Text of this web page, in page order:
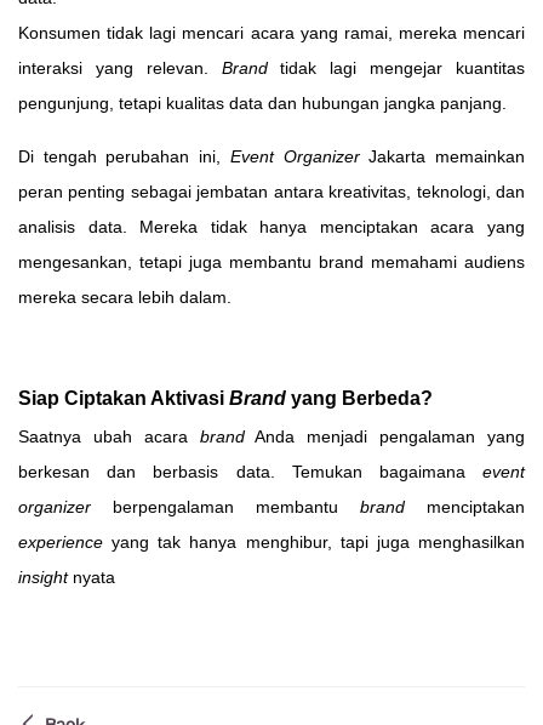
Konsumen tidak lagi mencari acara yang ramai, mereka mencari
interaksi yang relevan. Brandtidak lagi mengejar kuantitas
pengunjung, tetapi kualitas data dan hubungan jangka panjang.
Di tengah perubahan ini, Event OrganizerJakarta memainkan
peran penting sebagai jembatan antara kreativitas, teknologi, dan
analisis data. Mereka tidak hanya menciptakan acara yang
mengesankan, tetapi juga membantu brand memahami audiens
mereka secara lebih dalam.
Siap Ciptakan Aktivasi Brand yang Berbeda?
Saatnya ubah acara brandAnda menjadi pengalaman yang
berkesan dan berbasis data. Temukan bagaimana event
organizer berpengalaman membantu brand menciptakan
experience yang tak hanya menghibur, tapi juga menghasilkan
insightnyata